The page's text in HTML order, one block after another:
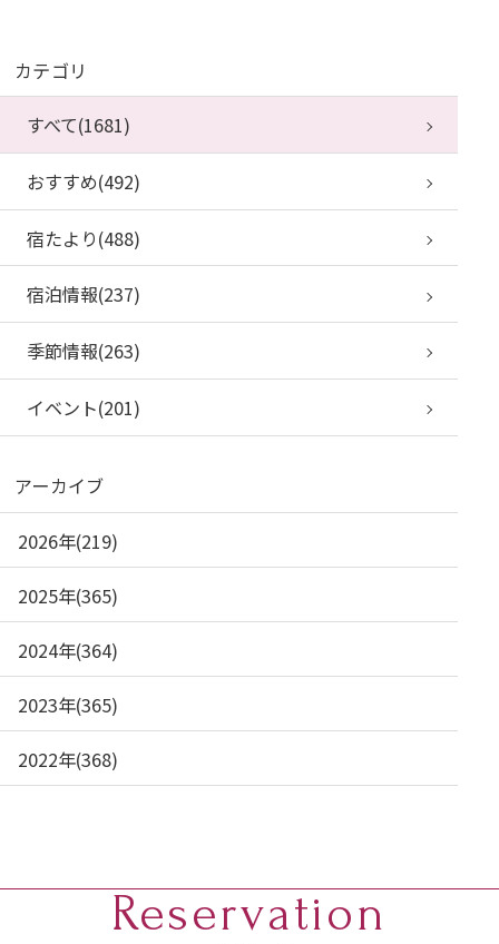
カテゴリ
すべて(1681)
おすすめ(492)
宿たより(488)
宿泊情報(237)
季節情報(263)
イベント(201)
アーカイブ
2026年(219)
2025年(365)
2024年(364)
2023年(365)
2022年(368)
Reservation